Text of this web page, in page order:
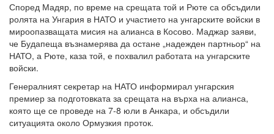
Според Мадяр, по време на срещата той и Рюте са обсъдили
ролята на Унгария в НАТО и участието на унгарските войски в
мироопазващата мисия на алианса в Косово. Маджар заяви,
че Будапеща възнамерява да остане „надежден партньор“ на
НАТО, а Рюте, каза той, е похвалил работата на унгарските
войски.
Генералният секретар на НАТО информирал унгарския
премиер за подготовката за срещата на върха на алианса,
която ще се проведе на 7-8 юли в Анкара, и обсъдили
ситуацията около Ормузкия проток.